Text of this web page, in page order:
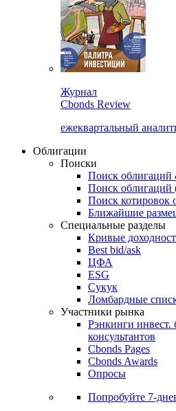
Cbonds Review
ежеквартальный
Облигации
Поиски
Поиск облигаций
Поиск облигаций
Поиск котировок
Ближайшие
Специальные разделы
Кривые доходности
Best bid/ask
ЦФА
ESG
Сукук
Ломбардные
Участники рынка
Рэнкинги инвест.
Cbonds Pages